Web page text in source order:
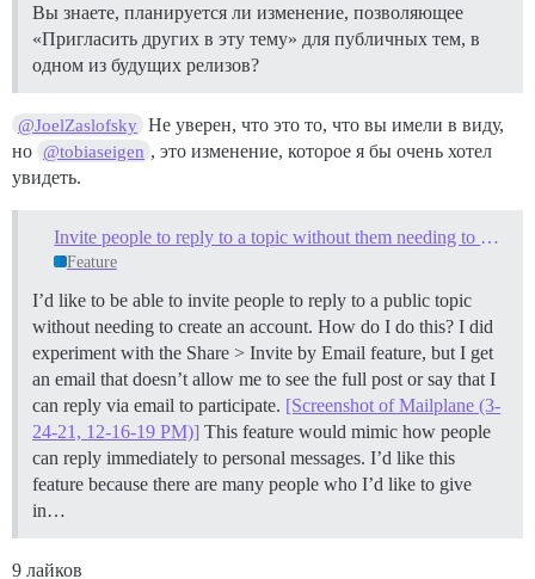
Вы знаете, планируется ли изменение, позволяющее
«Пригласить других в эту тему» для публичных тем, в
одном из будущих релизов?
@JoelZaslofsky Не уверен, что это то, что вы имели в виду,
но @tobiaseigen , это изменение, которое я бы очень хотел
увидеть.
Invite people to reply to a topic without them needing to create an account
Feature
I’d like to be able to invite people to reply to a public topic
without needing to create an account. How do I do this? I did
experiment with the Share > Invite by Email feature, but I get
an email that doesn’t allow me to see the full post or say that I
can reply via email to participate. [Screenshot of Mailplane (3-
24-21, 12-16-19 PM)] This feature would mimic how people
can reply immediately to personal messages. I’d like this
feature because there are many people who I’d like to give
in…
9 лайков